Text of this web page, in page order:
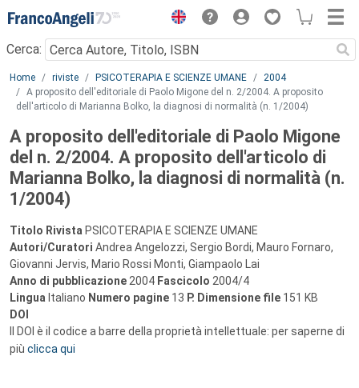
Menu
Cerca:
Main content
Home riviste PSICOTERAPIA E SCIENZE UMANE
2004
A proposito dell'editoriale di Paolo Migone del n. 2/2004. A proposito
dell'articolo di Marianna Bolko, la diagnosi di normalità (n. 1/2004)
A proposito dell'editoriale di Paolo Migone
del n. 2/2004. A proposito dell'articolo di
Marianna Bolko, la diagnosi di normalità (n.
1/2004)
Titolo Rivista PSICOTERAPIA E SCIENZE UMANE
Autori/Curatori Andrea Angelozzi, Sergio Bordi, Mauro Fornaro,
Giovanni Jervis, Mario Rossi Monti, Giampaolo Lai
Anno di pubblicazione 2004 Fascicolo 2004/4
Lingua Italiano Numero pagine 13 P. Dimensione file 151 KB
DOI
Il DOI è il codice a barre della proprietà intellettuale: per saperne di
più clicca qui